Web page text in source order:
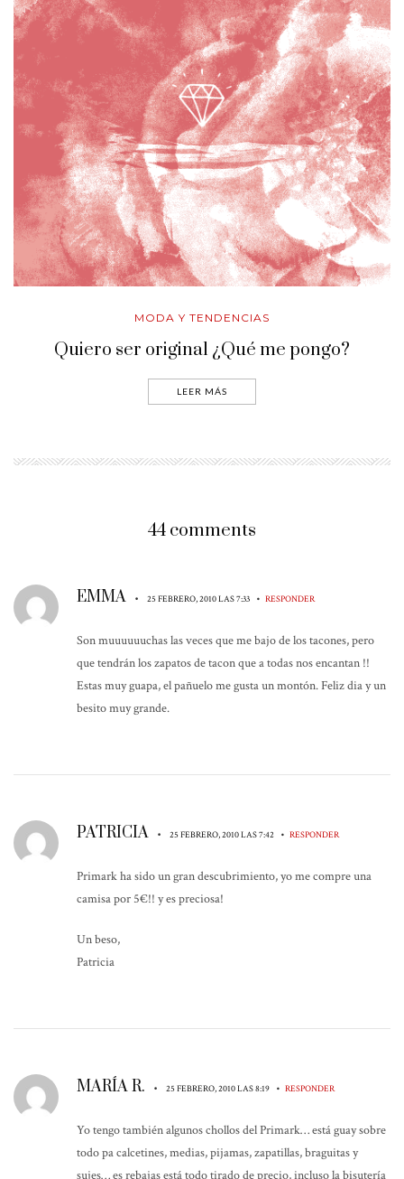
MODA Y TENDENCIAS
Quiero ser original ¿Qué me pongo?
LEER MÁS
44 comments
EMMA • 25 FEBRERO, 2010 LAS 7:33 • RESPONDER
Son muuuuuuchas las veces que me bajo de los tacones, pero
que tendrán los zapatos de tacon que a todas nos encantan !!
Estas muy guapa, el pañuelo me gusta un montón. Feliz dia y un
besito muy grande.
PATRICIA • 25 FEBRERO, 2010 LAS 7:42 • RESPONDER
Primark ha sido un gran descubrimiento, yo me compre una
camisa por 5€!! y es preciosa!
Un beso,
Patricia
MARÍA R. • 25 FEBRERO, 2010 LAS 8:19 • RESPONDER
Yo tengo también algunos chollos del Primark… está guay sobre
todo pa calcetines, medias, pijamas, zapatillas, braguitas y